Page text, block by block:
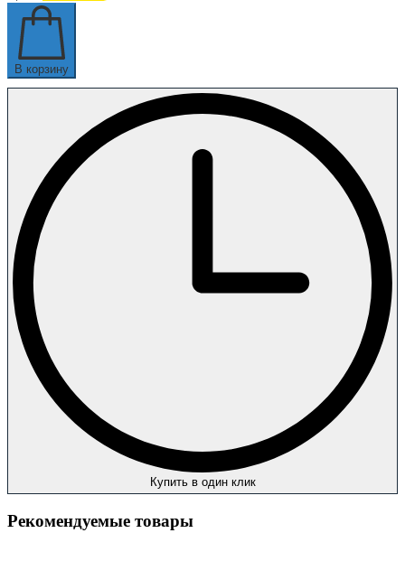
В корзину
Купить в один клик
Рекомендуемые товары